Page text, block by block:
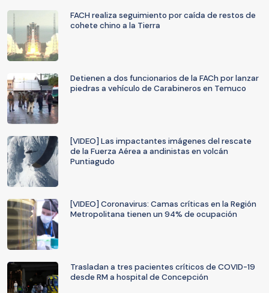
FACH realiza seguimiento por caída de restos de
cohete chino a la Tierra
Detienen a dos funcionarios de la FACh por lanzar
piedras a vehículo de Carabineros en Temuco
[VIDEO] Las impactantes imágenes del rescate
de la Fuerza Aérea a andinistas en volcán
Puntiagudo
[VIDEO] Coronavirus: Camas críticas en la Región
Metropolitana tienen un 94% de ocupación
Trasladan a tres pacientes críticos de COVID-19
desde RM a hospital de Concepción